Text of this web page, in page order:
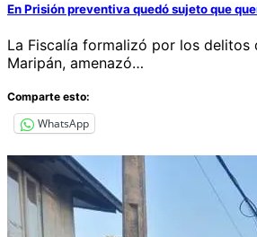
En Prisión preventiva quedó sujeto que
La Fiscalía formalizó por los delitos
Maripán, amenazó…
Comparte esto:
WhatsApp